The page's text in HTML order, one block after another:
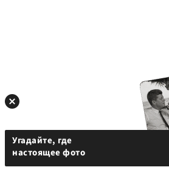
Угадайте, где
настоящее фото